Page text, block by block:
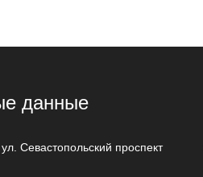
данные
,ул. Севастопольский проспект